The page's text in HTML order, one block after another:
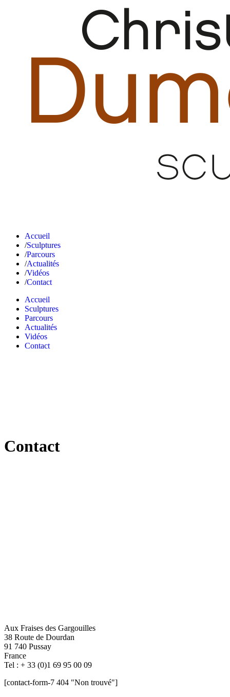
Accueil
Sculptures
Parcours
Actualités
Vidéos
Contact
Accueil
Sculptures
Parcours
Actualités
Vidéos
Contact
Contact
Aux Fraises des Gargouilles
38 Route de Dourdan
91 740 Pussay
France
Tel : + 33 (0)1 69 95 00 09
[contact-form-7 404 "Non trouvé"]